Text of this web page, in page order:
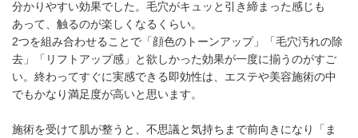
分かりやすい効果でした。毛穴がキュッと引き締まった感じも
あって、触るのが楽しくなるくらい。
2つを組み合わせることで「顔色のトーンアップ」「毛穴汚れの除
去」「リフトアップ感」と欲しかった効果が一度に揃うのがすご
い。終わってすぐに実感できる即効性は、エステや美容施術の中
でもかなり満足度が高いと思います。
施術を受けて肌が整うと、不思議と気持ちまで前向きになり「ま